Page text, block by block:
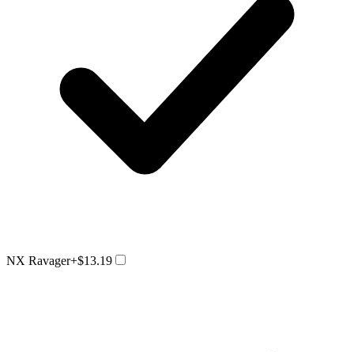
NX Ravager+$13.19